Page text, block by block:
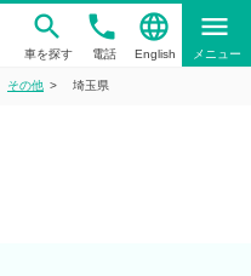
車を探す
phone
電話
language
English
menu
メニュー
その他 埼玉県